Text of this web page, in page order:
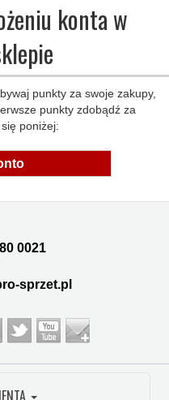
konta w
punkty za swoje zakupy,
punkty zdobądź za
poniżej:
0021
sprzet.pl